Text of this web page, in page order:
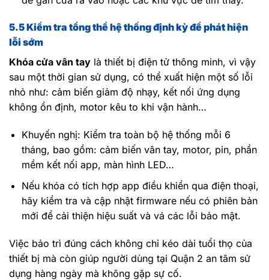
5.5 Kiểm tra tổng thể hệ thống định kỳ để phát hiện
lỗi sớm
Khóa cửa vân tay là thiết bị điện tử thông minh, vì vậy
sau một thời gian sử dụng, có thể xuất hiện một số lỗi
nhỏ như: cảm biến giảm độ nhạy, kết nối ứng dụng
không ổn định, motor kêu to khi vận hành…
Khuyến nghị: Kiểm tra toàn bộ hệ thống mỗi 6
tháng, bao gồm: cảm biến vân tay, motor, pin, phần
mềm kết nối app, màn hình LED…
Nếu khóa có tích hợp app điều khiển qua điện thoại,
hãy kiểm tra và cập nhật firmware nếu có phiên bản
mới để cải thiện hiệu suất và vá các lỗi bảo mật.
Việc bảo trì đúng cách không chỉ kéo dài tuổi thọ của
thiết bị mà còn giúp người dùng tại Quận 2 an tâm sử
dụng hàng ngày mà không gặp sự cố.